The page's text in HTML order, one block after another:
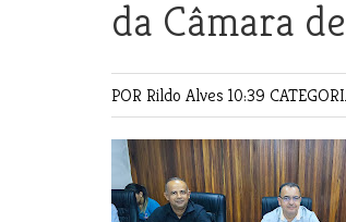
da Câmara
POR Rildo Alves 10:39